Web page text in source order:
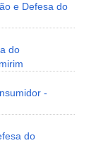
e Defesa do
do
-
do